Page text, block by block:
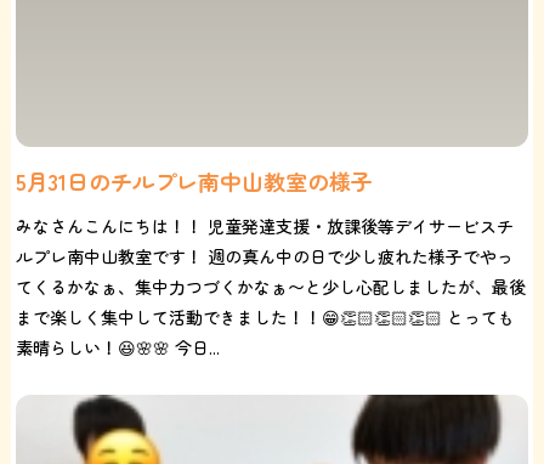
5月31日のチルプレ南中山教室の様子
みなさんこんにちは！！ 児童発達支援・放課後等デイサービスチ
ルプレ南中山教室です！ 週の真ん中の日で少し疲れた様子でやっ
てくるかなぁ、集中力つづくかなぁ〜と少し心配しましたが、最後
まで楽しく集中して活動できました！！😁👏🏻👏🏻👏🏻 とっても
素晴らしい！😆🌸🌸 今日...